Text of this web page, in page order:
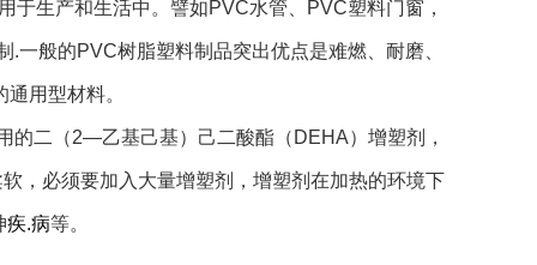
般的PVC树脂塑料制品突出优点是难燃、耐磨、
用型材料。
的二（2—乙基己基）己二酸酯（DEHA）增塑剂，
，必须要加入大量增塑剂，增塑剂在加热的环境下
疾.病等。